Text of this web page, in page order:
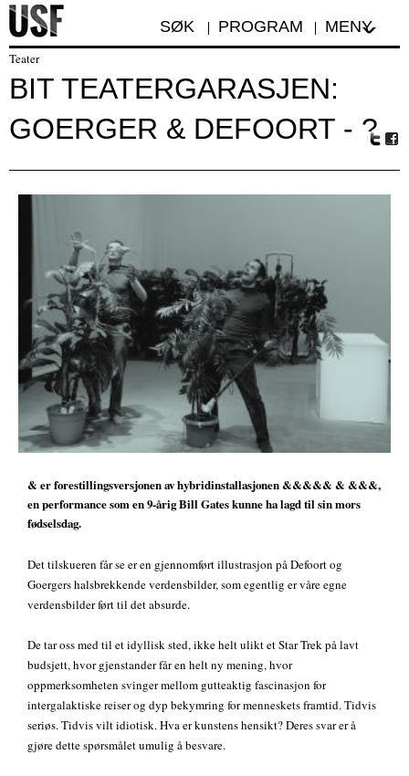
SØK PROGRAM MENY
Teater
BIT TEATERGARASJEN:
GOERGER & DEFOORT - ?
r
oo
& er forestillingsversjonen av hybridinstallasjonen &&&&& & &&&,
en performance som en 9-årig Bill Gates kunne ha lagd til sin mors
fødselsdag.
Det tilskueren får se er en gjennomført illustrasjon på Defoort og
Goergers halsbrekkende verdensbilder, som egentlig er våre egne
verdensbilder ført til det absurde.
De tar oss med til et idyllisk sted, ikke helt ulikt et Star Trek på lavt
budsjett, hvor gjenstander får en helt ny mening, hvor
oppmerksomheten svinger mellom gutteaktig fascinasjon for
intergalaktiske reiser og dyp bekymring for menneskets framtid. Tidvis
seriøs. Tidvis vilt idiotisk. Hva er kunstens hensikt? Deres svar er å
gjøre dette spørsmålet umulig å besvare.